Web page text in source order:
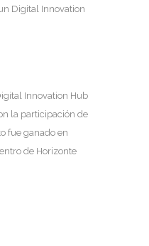
Digital Innovation
Innovation Hub
la participación de
fue ganado en
de Horizonte